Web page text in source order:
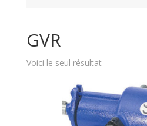
GVR
Voici le seul résultat